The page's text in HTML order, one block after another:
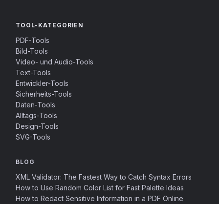
TOOL-KATEGORIEN
PDF-Tools
Bild-Tools
Video- und Audio-Tools
Text-Tools
Entwickler-Tools
Sicherheits-Tools
Daten-Tools
Alltags-Tools
Design-Tools
SVG-Tools
BLOG
XML Validator: The Fastest Way to Catch Syntax Errors
How to Use Random Color List for Fast Palette Ideas
How to Redact Sensitive Information in a PDF Online